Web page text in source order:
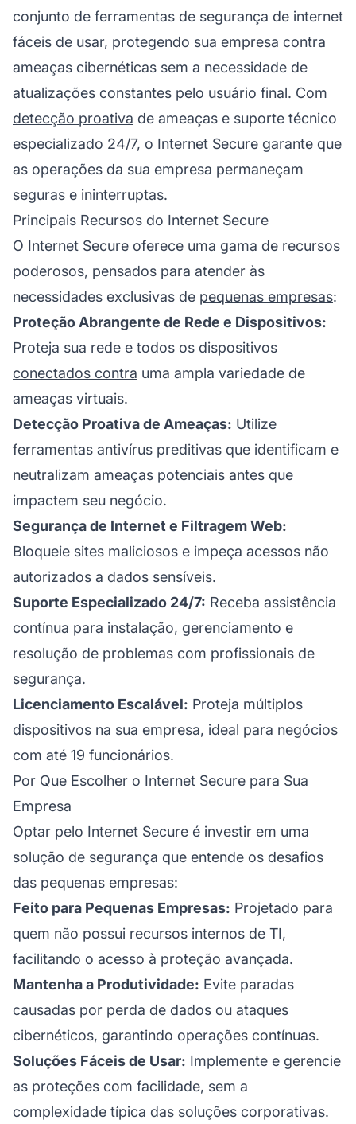
conjunto de ferramentas de segurança de internet
fáceis de usar, protegendo sua empresa contra
ameaças cibernéticas sem a necessidade de
atualizações constantes pelo usuário final. Com
detecção proativa de ameaças e suporte técnico
especializado 24/7, o Internet Secure garante que
as operações da sua empresa permaneçam
seguras e ininterruptas.
Principais Recursos do Internet Secure
O Internet Secure oferece uma gama de recursos
poderosos, pensados para atender às
necessidades exclusivas de pequenas empresas:
Proteção Abrangente de Rede e Dispositivos:
Proteja sua rede e todos os dispositivos
conectados contra uma ampla variedade de
ameaças virtuais.
Detecção Proativa de Ameaças: Utilize
ferramentas antivírus preditivas que identificam e
neutralizam ameaças potenciais antes que
impactem seu negócio.
Segurança de Internet e Filtragem Web:
Bloqueie sites maliciosos e impeça acessos não
autorizados a dados sensíveis.
Suporte Especializado 24/7: Receba assistência
contínua para instalação, gerenciamento e
resolução de problemas com profissionais de
segurança.
Licenciamento Escalável: Proteja múltiplos
dispositivos na sua empresa, ideal para negócios
com até 19 funcionários.
Por Que Escolher o Internet Secure para Sua
Empresa
Optar pelo Internet Secure é investir em uma
solução de segurança que entende os desafios
das pequenas empresas:
Feito para Pequenas Empresas: Projetado para
quem não possui recursos internos de TI,
facilitando o acesso à proteção avançada.
Mantenha a Produtividade: Evite paradas
causadas por perda de dados ou ataques
cibernéticos, garantindo operações contínuas.
Soluções Fáceis de Usar: Implemente e gerencie
as proteções com facilidade, sem a
complexidade típica das soluções corporativas.